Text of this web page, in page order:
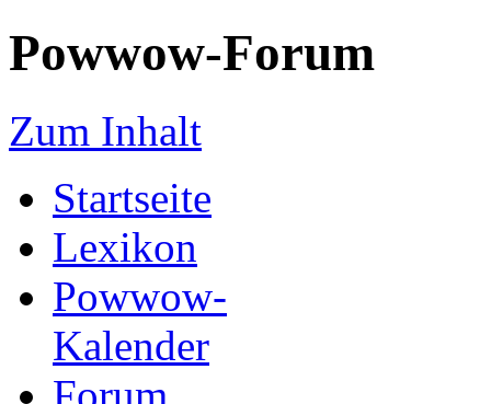
Powwow-Forum
Zum Inhalt
Startseite
Lexikon
Powwow-
Kalender
Forum